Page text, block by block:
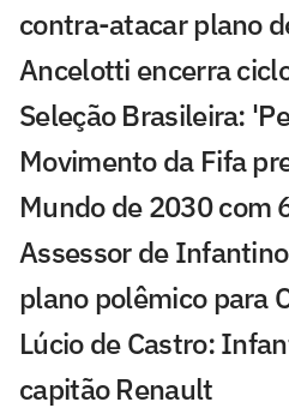
contra-atacar plano
Ancelotti encerra
Seleção Brasileira:
Movimento da Fifa
Mundo de 2030 com
Assessor de
plano polêmico para
Lúcio de Castro:
capitão Renault